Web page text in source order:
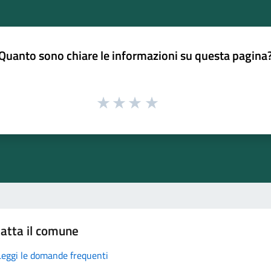
sono chiare le informazioni su questa
il comune
le domande frequenti